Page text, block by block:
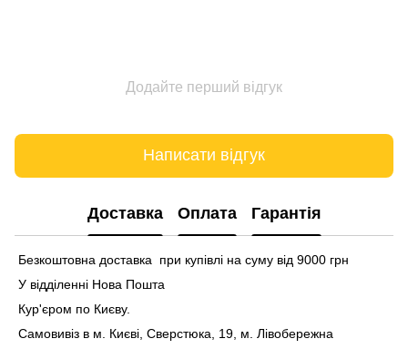
Додайте перший відгук
Написати відгук
Доставка Оплата Гарантія
Безкоштовна доставка при купівлі на суму від 9000 грн
У відділенні Нова Пошта
Кур'єром по Києву.
Самовивіз в м. Києві, Сверстюка, 19, м. Лівобережна